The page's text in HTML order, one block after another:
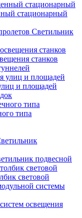
стационарный
Светильник
станков
и площадей
типа
подвесной
световой
системы
освещения